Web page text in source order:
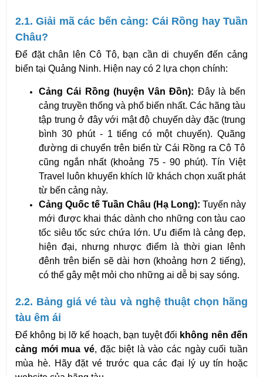
2.1. Giải mã các bến cảng: Cái Rồng hay Tuần
Châu?
Để đặt chân lên Cô Tô, bạn cần di chuyển đến cảng
biển tại Quảng Ninh. Hiện nay có 2 lựa chọn chính:
Cảng Cái Rồng (huyện Vân Đồn): Đây là bến
cảng truyền thống và phổ biến nhất. Các hãng tàu
tập trung ở đây với mật độ chuyến dày đặc (trung
bình 30 phút - 1 tiếng có một chuyến). Quãng
đường di chuyển trên biển từ Cái Rồng ra Cô Tô
cũng ngắn nhất (khoảng 75 - 90 phút). Tín Việt
Travel luôn khuyến khích lữ khách chọn xuất phát
từ bến cảng này.
Cảng Quốc tế Tuần Châu (Hạ Long): Tuyến này
mới được khai thác dành cho những con tàu cao
tốc siêu tốc sức chứa lớn. Ưu điểm là cảng đẹp,
hiện đại, nhưng nhược điểm là thời gian lênh
đênh trên biển sẽ dài hơn (khoảng hơn 2 tiếng),
có thể gây mệt mỏi cho những ai dễ bị say sóng.
2.2. Bảng giá vé tàu và nghệ thuật chọn hãng
tàu êm ái
Để không bị lỡ kế hoạch, bạn tuyệt đối không nên đến
cảng mới mua vé, đặc biệt là vào các ngày cuối tuần
mùa hè. Hãy đặt vé trước qua các đại lý uy tín hoặc